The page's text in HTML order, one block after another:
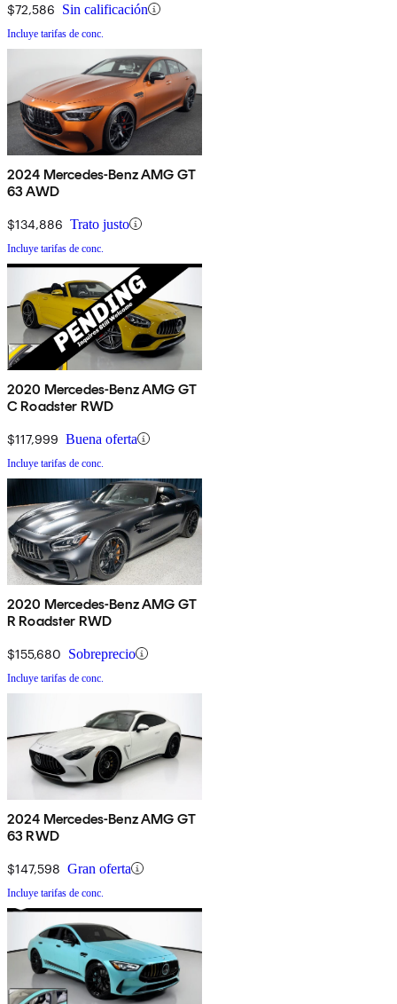
$72,586 Sin calificación
Incluye tarifas de conc.
2024 Mercedes-Benz AMG GT
63 AWD
$134,886 Trato justo
Incluye tarifas de conc.
2020 Mercedes-Benz AMG GT
C Roadster RWD
$117,999 Buena oferta
Incluye tarifas de conc.
2020 Mercedes-Benz AMG GT
R Roadster RWD
$155,680 Sobreprecio
Incluye tarifas de conc.
2024 Mercedes-Benz AMG GT
63 RWD
$147,598 Gran oferta
Incluye tarifas de conc.